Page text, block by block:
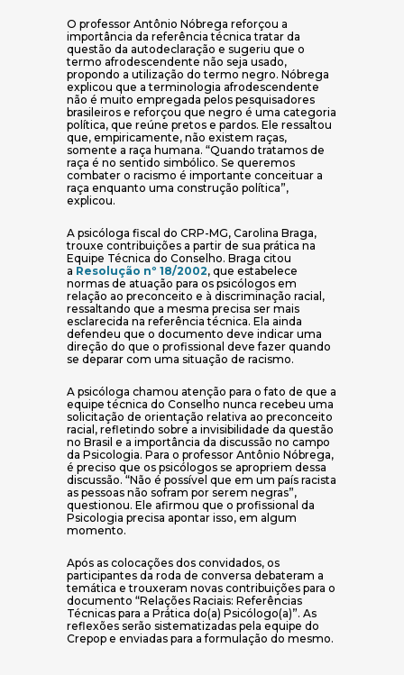
O professor Antônio Nóbrega reforçou a
importância da referência técnica tratar da
questão da autodeclaração e sugeriu que o
termo afrodescendente não seja usado,
propondo a utilização do termo negro. Nóbrega
explicou que a terminologia afrodescendente
não é muito empregada pelos pesquisadores
brasileiros e reforçou que negro é uma categoria
política, que reúne pretos e pardos. Ele ressaltou
que, empiricamente, não existem raças,
somente a raça humana. “Quando tratamos de
raça é no sentido simbólico. Se queremos
combater o racismo é importante conceituar a
raça enquanto uma construção política”,
explicou.
A psicóloga fiscal do CRP-MG, Carolina Braga,
trouxe contribuições a partir de sua prática na
Equipe Técnica do Conselho. Braga citou
a Resolução nº 18/2002, que estabelece
normas de atuação para os psicólogos em
relação ao preconceito e à discriminação racial,
ressaltando que a mesma precisa ser mais
esclarecida na referência técnica. Ela ainda
defendeu que o documento deve indicar uma
direção do que o profissional deve fazer quando
se deparar com uma situação de racismo.
A psicóloga chamou atenção para o fato de que a
equipe técnica do Conselho nunca recebeu uma
solicitação de orientação relativa ao preconceito
racial, refletindo sobre a invisibilidade da questão
no Brasil e a importância da discussão no campo
da Psicologia. Para o professor Antônio Nóbrega,
é preciso que os psicólogos se apropriem dessa
discussão. “Não é possível que em um país racista
as pessoas não sofram por serem negras”,
questionou. Ele afirmou que o profissional da
Psicologia precisa apontar isso, em algum
momento.
Após as colocações dos convidados, os
participantes da roda de conversa debateram a
temática e trouxeram novas contribuições para o
documento “Relações Raciais: Referências
Técnicas para a Prática do(a) Psicólogo(a)”. As
reflexões serão sistematizadas pela equipe do
Crepop e enviadas para a formulação do mesmo.